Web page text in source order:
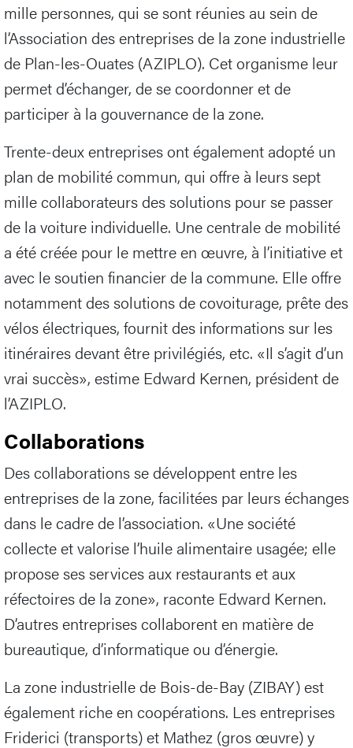
mille personnes, qui se sont réunies au sein de
l’Association des entreprises de la zone industrielle
de Plan-les-Ouates (AZIPLO). Cet organisme leur
permet d’échanger, de se coordonner et de
participer à la gouvernance de la zone.
Trente-deux entreprises ont également adopté un
plan de mobilité commun, qui offre à leurs sept
mille collaborateurs des solutions pour se passer
de la voiture individuelle. Une centrale de mobilité
a été créée pour le mettre en œuvre, à l’initiative et
avec le soutien financier de la commune. Elle offre
notamment des solutions de covoiturage, prête des
vélos électriques, fournit des informations sur les
itinéraires devant être privilégiés, etc. «Il s’agit d’un
vrai succès», estime Edward Kernen, président de
l’AZIPLO.
Collaborations
Des collaborations se développent entre les
entreprises de la zone, facilitées par leurs échanges
dans le cadre de l’association. «Une société
collecte et valorise l’huile alimentaire usagée; elle
propose ses services aux restaurants et aux
réfectoires de la zone», raconte Edward Kernen.
D’autres entreprises collaborent en matière de
bureautique, d’informatique ou d’énergie.
La zone industrielle de Bois-de-Bay (ZIBAY) est
également riche en coopérations. Les entreprises
Friderici (transports) et Mathez (gros œuvre) y